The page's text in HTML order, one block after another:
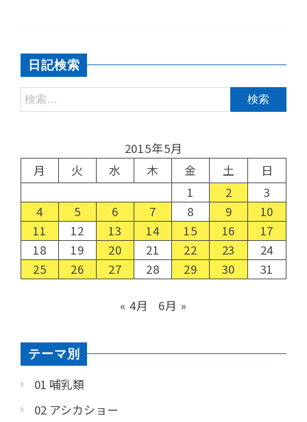
日記検索
2015年5月
月
火 水 木 金 土
日
1
2
3
4
5 6 7 8 9
10
11
12 13 14 15 16
17
18
19 20 21 22 23
24
25
26 27 28 29 30 31
« 4月 6月 »
テーマ別
01 哺乳類
02 アシカショー